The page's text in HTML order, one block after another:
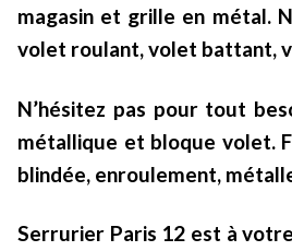
magasin et grille en métal.
volet roulant, volet battant,
N’hésitez pas pour tout
métallique et bloque volet.
blindée, enroulement,
Serrurier Paris 12 est à